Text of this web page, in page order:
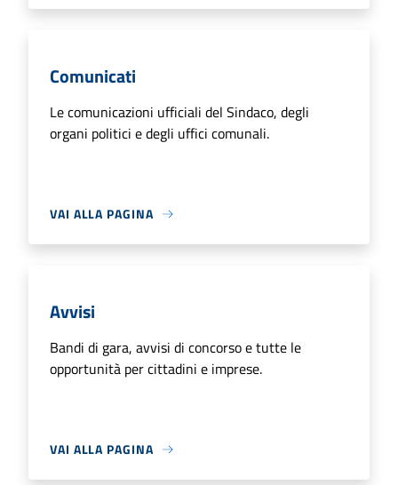
Comunicati
Le comunicazioni ufficiali del Sindaco, degli
organi politici e degli uffici comunali.
VAI ALLA PAGINA
Avvisi
Bandi di gara, avvisi di concorso e tutte le
opportunità per cittadini e imprese.
VAI ALLA PAGINA